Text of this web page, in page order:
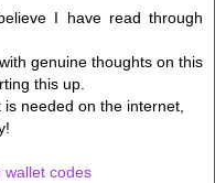
I have read through
genuine thoughts on this
this up.
needed on the internet,
wallet codes